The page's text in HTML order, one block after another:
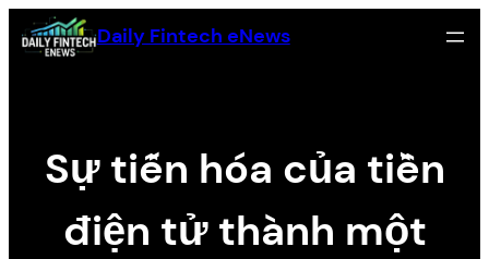
Skip
to
Daily Fintech eNews
Sự tiến hóa của tiền
điện tử thành một